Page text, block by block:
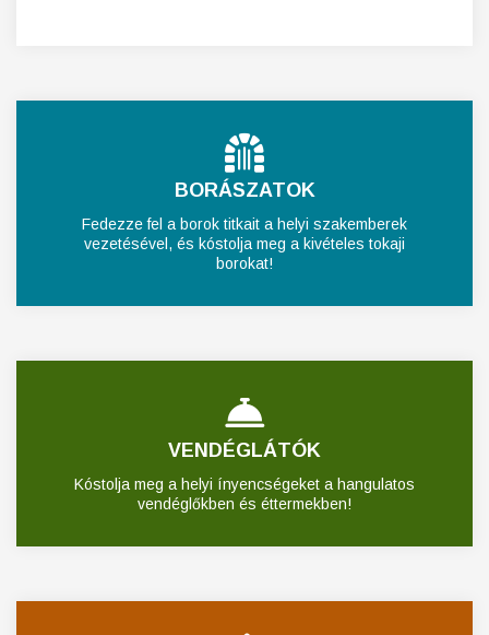
BORÁSZATOK
Fedezze fel a borok titkait a helyi szakemberek
vezetésével, és kóstolja meg a kivételes tokaji
borokat!
VENDÉGLÁTÓK
Kóstolja meg a helyi ínyencségeket a hangulatos
vendéglőkben és éttermekben!